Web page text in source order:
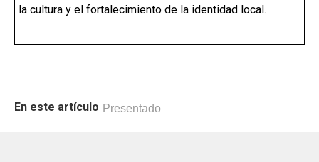
la cultura y el fortalecimiento de la identidad local.
En este artículo Presentado